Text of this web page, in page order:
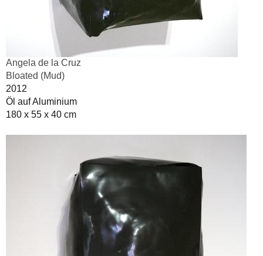
Angela de la Cruz
Bloated (Mud)
2012
Öl auf Aluminium
180 x 55 x 40 cm